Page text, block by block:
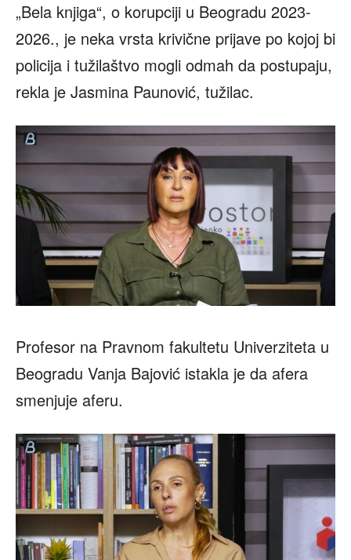
„Bela knjiga“, o korupciji u Beogradu 2023-
2026., je neka vrsta krivične prijave po kojoj bi
policija i tužilaštvo mogli odmah da postupaju,
rekla je Jasmina Paunović, tužilac.
Profesor na Pravnom fakultetu Univerziteta u
Beogradu Vanja Bajović istakla je da afera
smenjuje aferu.